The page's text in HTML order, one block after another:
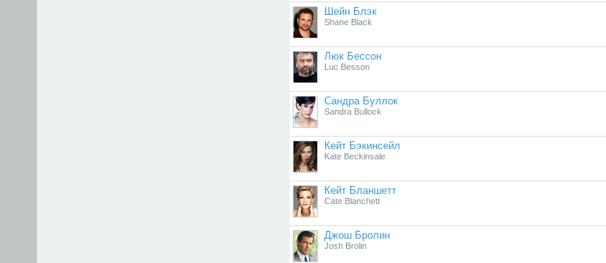
Шейн Блэк
Shane Black
Люк Бессон
Luc Besson
Сандра Буллок
Sandra Bullock
Кейт Бэкинсейл
Kate Beckinsale
Кейт Бланшетт
Cate Blanchett
Джош Бролин
Josh Brolin